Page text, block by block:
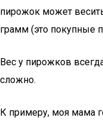
пирожок может
грамм (это покупные
Вес у пирожков
сложно.
К примеру, моя мама